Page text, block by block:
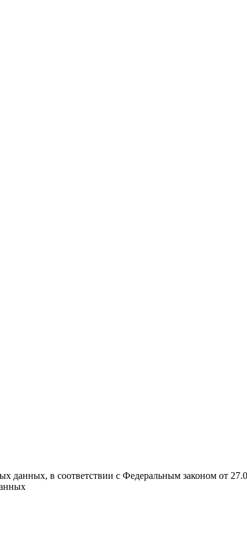
данных, в соответствии с Федеральным законом от